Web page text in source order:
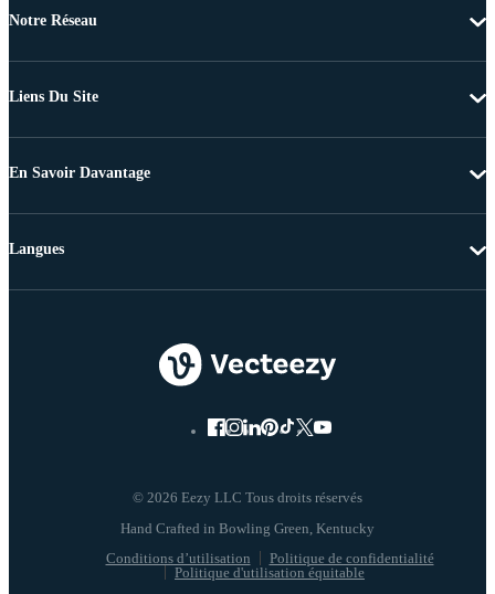
Notre Réseau
Liens Du Site
En Savoir Davantage
© 2026 Eezy LLC Tous droits réservés
Conditions d’utilisation
Politique de confidentialité
Politique d'utilisation équitable
Langues